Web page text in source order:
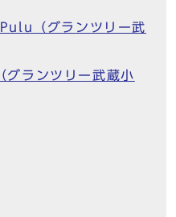
（グランツリー武
ランツリー武蔵小